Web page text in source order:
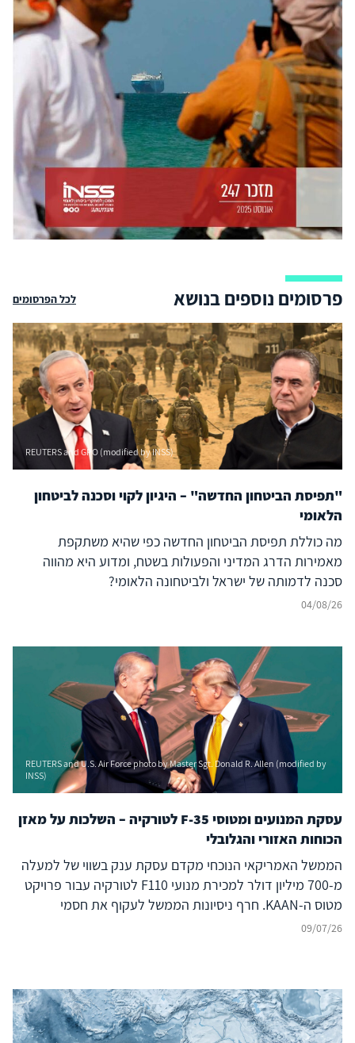
פרסומים נוספים בנושא לכל הפרסומים
REUTERS and GPO (modified by INSS)
"תפיסת הביטחון החדשה" – היגיון לקוי וסכנה לביטחון
הלאומי
מה כוללת תפיסת הביטחון החדשה כפי שהיא משתקפת
מאמירות הדרג המדיני והפעולות בשטח, ומדוע היא מהווה
סכנה לדמותה של ישראל ולביטחונה הלאומי?
04/08/26
REUTERS and U.S. Air Force photo by Master Sgt. Donald R. Allen (modified by
INSS)
עסקת המנועים ומטוסי F-35 לטורקיה – השלכות על מאזן
הכוחות האזורי והגלובלי
הממשל האמריקאי הנוכחי מקדם עסקת ענק בשווי של למעלה
מ-700 מיליון דולר למכירת מנועי F110 לטורקיה עבור פרויקט
מטוס ה-KAAN. חרף ניסיונות הממשל לעקוף את חסמי
הקונגרס, המהלך אינו אירוע מבודד אלא מאיץ אסטרטגי שנועד
משקל: ערעור נאט"ו מבפנים: העצמת שחקן המנהל תחרות
אגרסיבית מול בנות ברית מערביות (כמו יוון) ומקבע נוכחות
09/07/26